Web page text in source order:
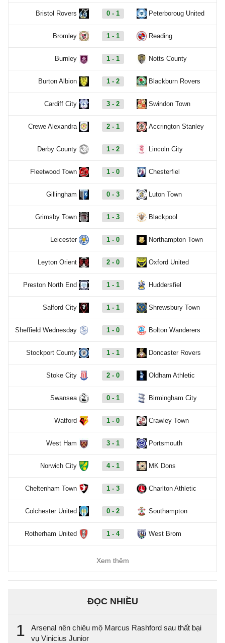
Bristol Rovers 0 - 1 Peterboroug United
Bromley 1 - 1 Reading
Burnley 1 - 1 Notts County
Burton Albion 1 - 2 Blackburn Rovers
Cardiff City 3 - 2 Swindon Town
Crewe Alexandra 2 - 1 Accrington Stanley
Derby County 1 - 2 Lincoln City
Fleetwood Town 1 - 0 Chesterfiel
Gillingham 0 - 3 Luton Town
Grimsby Town 1 - 3 Blackpool
Leicester 1 - 0 Northampton Town
Leyton Orient 2 - 0 Oxford United
Preston North End 1 - 1 Huddersfiel
Salford City 1 - 1 Shrewsbury Town
Sheffield Wednesday 1 - 0 Bolton Wanderers
Stockport County 1 - 1 Doncaster Rovers
Stoke City 2 - 0 Oldham Athletic
Swansea 0 - 1 Birmingham City
Watford 1 - 0 Crawley Town
West Ham 3 - 1 Portsmouth
Norwich City 4 - 1 MK Dons
Cheltenham Town 1 - 3 Charlton Athletic
Colchester United 0 - 2 Southampton
Rotherham United 1 - 4 West Brom
Xem thêm
ĐỌC NHIỀU
1
Arsenal nên chiêu mộ Marcus Rashford sau thất bại
vụ Vinicius Junior